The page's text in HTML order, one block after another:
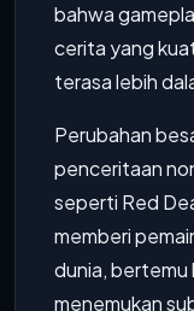
bahwa
cerita yang
terasa lebih
Perubahan
penceritaan
seperti Red
memberi
dunia, bertemu
menemukan